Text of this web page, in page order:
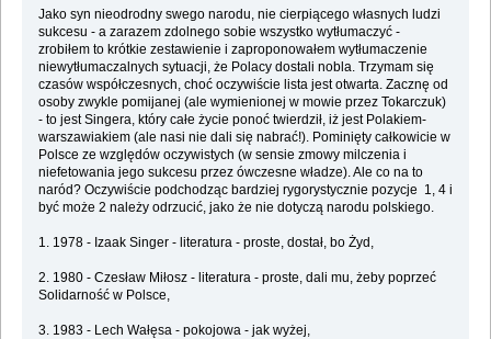
Jako syn nieodrodny swego narodu, nie cierpiącego własnych ludzi
sukcesu - a zarazem zdolnego sobie wszystko wytłumaczyć -
zrobiłem to krótkie zestawienie i zaproponowałem wytłumaczenie
niewytłumaczalnych sytuacji, że Polacy dostali nobla. Trzymam się
czasów współczesnych, choć oczywiście lista jest otwarta. Zacznę od
osoby zwykle pomijanej (ale wymienionej w mowie przez Tokarczuk)
- to jest Singera, który całe życie ponoć twierdził, iż jest Polakiem-
warszawiakiem (ale nasi nie dali się nabrać!). Pominięty całkowicie w
Polsce ze względów oczywistych (w sensie zmowy milczenia i
niefetowania jego sukcesu przez ówczesne władze). Ale co na to
naród? Oczywiście podchodząc bardziej rygorystycznie pozycje 1, 4 i
być może 2 należy odrzucić, jako że nie dotyczą narodu polskiego.
1. 1978 - Izaak Singer - literatura - proste, dostał, bo Żyd,
2. 1980 - Czesław Miłosz - literatura - proste, dali mu, żeby poprzeć
Solidarność w Polsce,
3. 1983 - Lech Wałęsa - pokojowa - jak wyżej,